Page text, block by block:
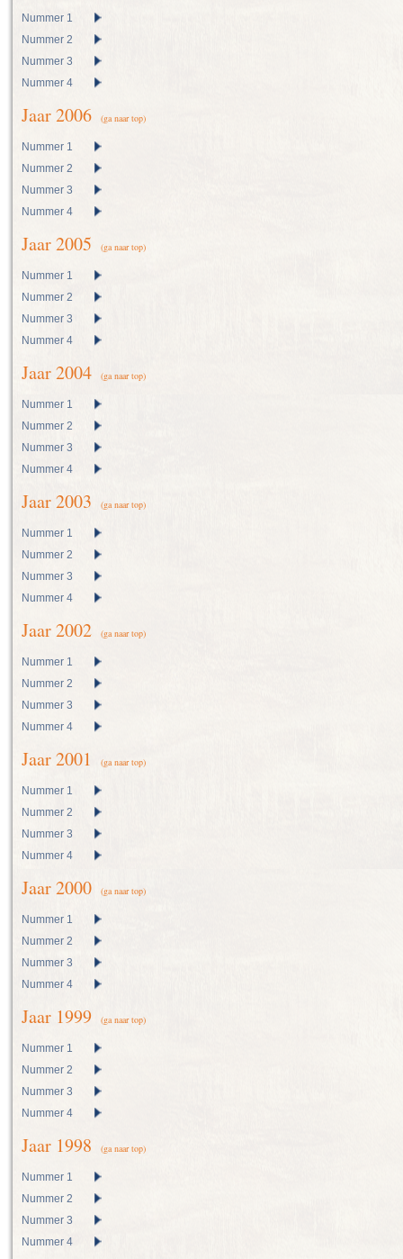
Nummer 1
Nummer 2
Nummer 3
Nummer 4
Jaar 2006 (ga naar top)
Nummer 1
Nummer 2
Nummer 3
Nummer 4
Jaar 2005 (ga naar top)
Nummer 1
Nummer 2
Nummer 3
Nummer 4
Jaar 2004 (ga naar top)
Nummer 1
Nummer 2
Nummer 3
Nummer 4
Jaar 2003 (ga naar top)
Nummer 1
Nummer 2
Nummer 3
Nummer 4
Jaar 2002 (ga naar top)
Nummer 1
Nummer 2
Nummer 3
Nummer 4
Jaar 2001 (ga naar top)
Nummer 1
Nummer 2
Nummer 3
Nummer 4
Jaar 2000 (ga naar top)
Nummer 1
Nummer 2
Nummer 3
Nummer 4
Jaar 1999 (ga naar top)
Nummer 1
Nummer 2
Nummer 3
Nummer 4
Jaar 1998 (ga naar top)
Nummer 1
Nummer 2
Nummer 3
Nummer 4